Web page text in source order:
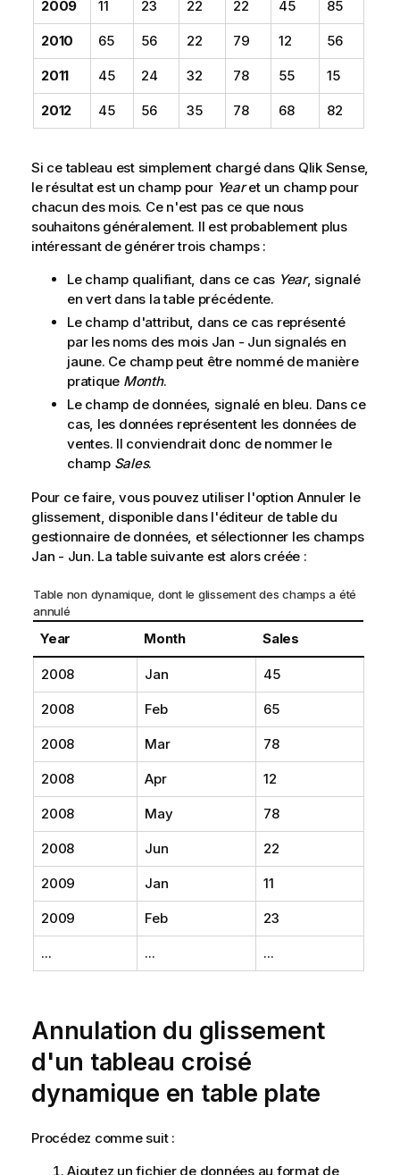
2009 11 23 22 22 45 85
2010 65 56 22 79 12 56
2011 45 24 32 78 55 15
2012 45 56 35 78 68 82
Si ce tableau est simplement chargé dans Qlik Sense,
le résultat est un champ pour Yearet un champ pour
chacun des mois. Ce n'est pas ce que nous
souhaitons généralement. Il est probablement plus
intéressant de générer trois champs :
Le champ qualifiant, dans ce cas Year, signalé
en vert dans la table précédente.
Le champ d'attribut, dans ce cas représenté
par les noms des mois Jan - Jun signalés en
jaune. Ce champ peut être nommé de manière
pratique Month.
Le champ de données, signalé en bleu. Dans ce
cas, les données représentent les données de
ventes. Il conviendrait donc de nommer le
champ Sales.
Pour ce faire, vous pouvez utiliser l'option Annuler le
glissement, disponible dans l'éditeur de table du
gestionnaire de données, et sélectionner les champs
Jan - Jun. La table suivante est alors créée :
Table non dynamique, dont le glissement des champs a été
annulé
Year Month Sales
2008 Jan 45
2008 Feb 65
2008 Mar 78
2008 Apr 12
2008 May 78
2008 Jun 22
2009 Jan 11
2009 Feb 23
... ... ...
Annulation du glissement
d'un tableau croisé
dynamique en table plate
Procédez comme suit :
Ajoutez un fichier de données au format de